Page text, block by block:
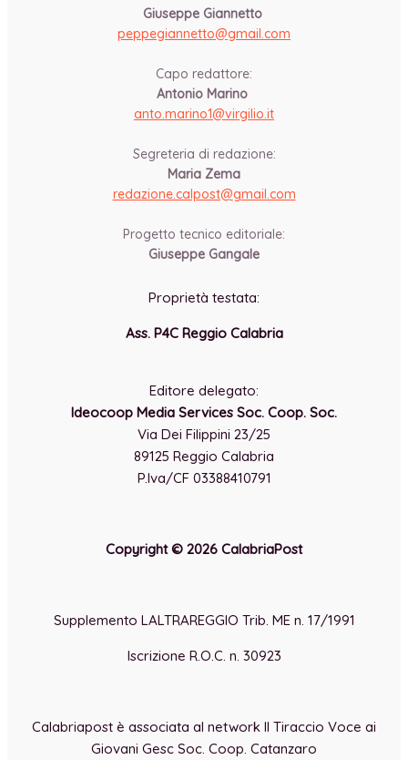
Giuseppe Giannetto
peppegiannetto@gmail.com
Capo redattore:
Antonio Marino
anto.marino1@virgilio.it
Segreteria di redazione:
Maria Zema
redazione.calpost@gmail.com
Progetto tecnico editoriale:
Giuseppe Gangale
Proprietà testata:
Ass. P4C Reggio Calabria
Editore delegato:
Ideocoop Media Services Soc. Coop. Soc.
Via Dei Filippini 23/25
89125 Reggio Calabria
P.Iva/CF 03388410791
Copyright © 2026 CalabriaPost
Supplemento LALTRAREGGIO Trib. ME n. 17/1991
Iscrizione R.O.C. n. 30923
Calabriapost è associata al network Il Tiraccio Voce ai
Giovani Gesc Soc. Coop. Catanzaro